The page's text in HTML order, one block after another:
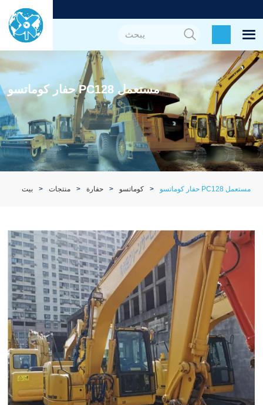
حفار كوماتسو PC128 مستعمل
بيت منتجات حفارة كوماتسو حفار كوماتسو PC128 مستعمل